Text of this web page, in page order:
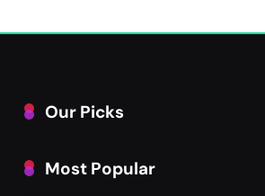
Our Picks
Most Popular